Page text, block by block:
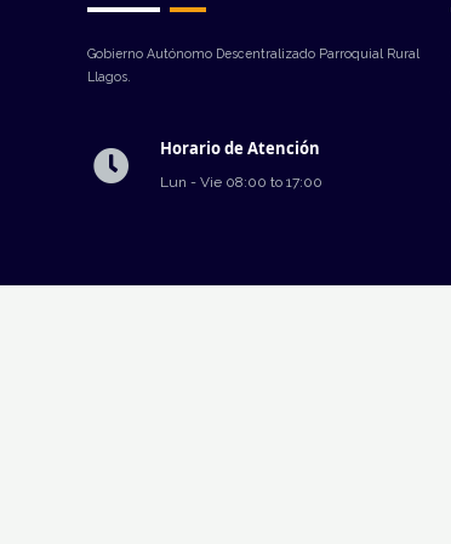
Gobierno Autónomo Descentralizado Parroquial Rural
Llagos.
Horario de Atención
Lun - Vie 08:00 to 17:00